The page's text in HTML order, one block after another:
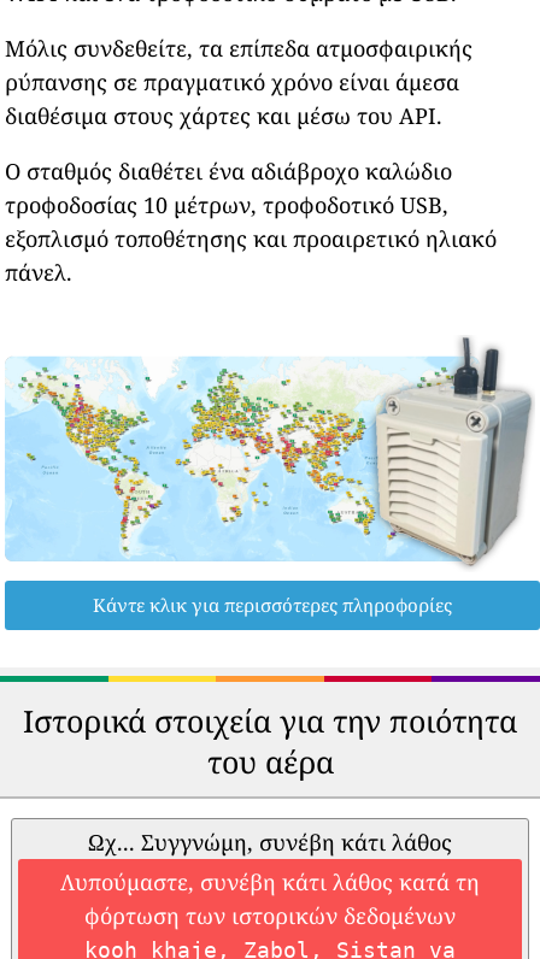
Μόλις συνδεθείτε, τα επίπεδα ατμοσφαιρικής
ρύπανσης σε πραγματικό χρόνο είναι άμεσα
διαθέσιμα στους χάρτες και μέσω του API.
Ο σταθμός διαθέτει ένα αδιάβροχο καλώδιο
τροφοδοσίας 10 μέτρων, τροφοδοτικό USB,
εξοπλισμό τοποθέτησης και προαιρετικό ηλιακό
πάνελ.
Κάντε κλικ για περισσότερες πληροφορίες
Ιστορικά στοιχεία για την ποιότητα
του αέρα
Ωχ... Συγγνώμη, συνέβη κάτι λάθος
Λυπούμαστε, συνέβη κάτι λάθος κατά τη
φόρτωση των ιστορικών δεδομένων
kooh khaje, Zabol, Sistan va